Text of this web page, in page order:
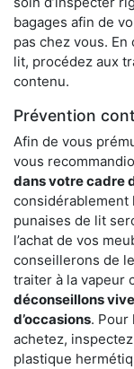
bagages afin de
pas chez vous.
lit, procédez aux
contenu.
Prévention
Afin de vous
vous
dans votre cadre
considérablement
punaises de lit
l’achat de vos
conseillerons de
traiter à la vapeur
déconseillons
d’occasions. Pour
achetez,
plastique